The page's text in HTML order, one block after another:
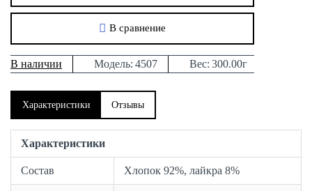
В наличии Модель: 4507 Вес: 300.00г
В сравнение
Характеристики Отзывы
Характеристики
Состав Хлопок 92%, лайкра 8%